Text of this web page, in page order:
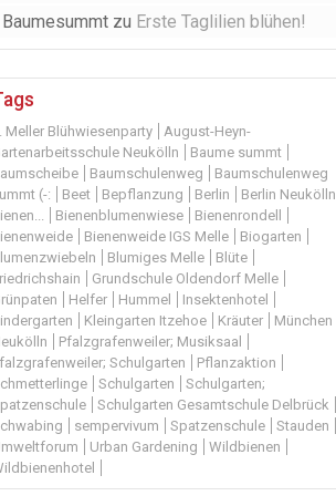
Baumesummt zu Erste Taglilien blühen!
Meller Blühwiesenparty
August-Heyn-
Neukölln
Baume summt
Baumschulenweg
Baumschulenweg
(-:
Beet Bepflanzung Berlin
Berlin Neukölln
Bienenblumenwiese
Bienenrondell
Bienenweide IGS Melle
Biogarten
Blumiges Melle
Blüte
Grundschule Oldendorf Melle
Helfer Hummel
Insektenhotel
Kleingarten Itzehoe Kräuter
München
Pfalzgrafenweiler; Musiksaal
Schulgarten
Pflanzaktion
Schulgarten
Schulgarten;
Schulgarten Gesamtschule Delbrück
sempervivum Spatzenschule
Stauden
Urban Gardening
Wildbienen